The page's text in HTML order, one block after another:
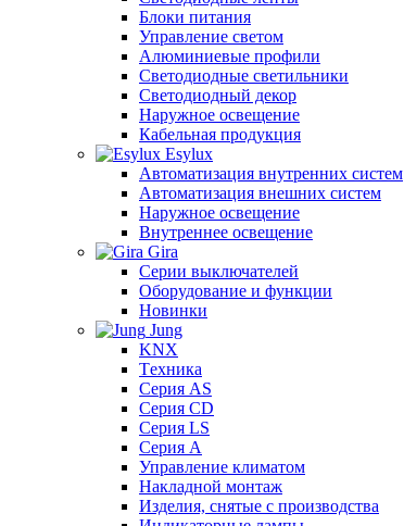
Блоки питания
Управление светом
Алюминиевые профили
Светодиодные светильники
Светодиодный декор
Наружное освещение
Кабельная продукция
Esylux
Автоматизация внутренних систем
Автоматизация внешних систем
Наружное освещение
Внутреннее освещение
Gira
Серии выключателей
Оборудование и функции
Новинки
Jung
KNX
Tехника
Серия AS
Серия CD
Серия LS
Серия A
Управление климатом
Накладной монтаж
Изделия, снятые с производства